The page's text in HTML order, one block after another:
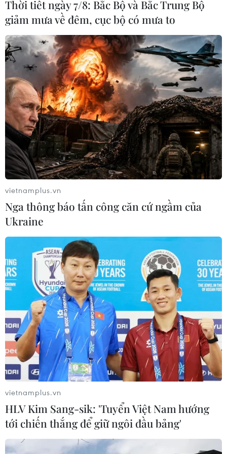
Trong khi vận tải hành khách công cộng chưa đáp ứng
được nhu cầu đi lại của người dân, đề án thu phí ôtô
vào nội đô khiến nhiều người băn khoăn về tính khả thi.
Mercedes-Benz Việt Nam tiếp tục triệu
hồi gần 3.800 xe các loại
13/11/2021 11:22
Đây là những xe C200 CGI, C200K, C230, C250 CGI,
C300, E300, GLK 280 4MATIC và GLK 300 4MATIC do
Mercedes-Benz Việt Nam sản xuất, lắp ráp trong nước
từ tháng 8/2007 đến tháng 8/2012.
Thời tiết ngày 7/8: Bắc Bộ và Bắc Trung Bộ
giảm mưa về đêm, cục bộ có mưa to
vietnamplus.vn
Nga thông báo tấn công căn cứ ngầm của
Ukraine
vietnamplus.vn
HLV Kim Sang-sik: 'Tuyển Việt Nam hướng
tới chiến thắng để giữ ngôi đầu bảng'